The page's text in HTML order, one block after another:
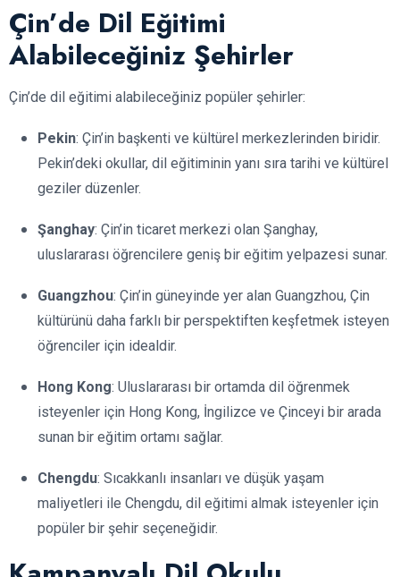
Çin’de Dil Eğitimi
Alabileceğiniz Şehirler
Çin’de dil eğitimi alabileceğiniz popüler şehirler:
Pekin: Çin’in başkenti ve kültürel merkezlerinden biridir.
Pekin’deki okullar, dil eğitiminin yanı sıra tarihi ve kültürel
geziler düzenler.
Şanghay: Çin’in ticaret merkezi olan Şanghay,
uluslararası öğrencilere geniş bir eğitim yelpazesi sunar.
Guangzhou: Çin’in güneyinde yer alan Guangzhou, Çin
kültürünü daha farklı bir perspektiften keşfetmek isteyen
öğrenciler için idealdir.
Hong Kong: Uluslararası bir ortamda dil öğrenmek
isteyenler için Hong Kong, İngilizce ve Çinceyi bir arada
sunan bir eğitim ortamı sağlar.
Chengdu: Sıcakkanlı insanları ve düşük yaşam
maliyetleri ile Chengdu, dil eğitimi almak isteyenler için
popüler bir şehir seçeneğidir.